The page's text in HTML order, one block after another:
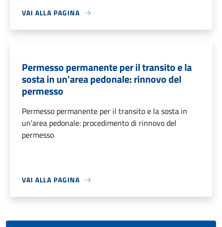
VAI ALLA PAGINA
Permesso permanente per il transito e la
sosta in un'area pedonale: rinnovo del
permesso
Permesso permanente per il transito e la sosta in
un'area pedonale: procedimento di rinnovo del
permesso
VAI ALLA PAGINA